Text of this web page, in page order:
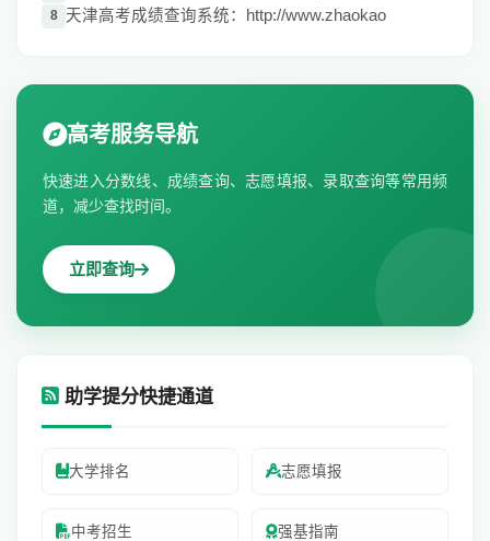
8 天津高考成绩查询系统：http://www.zhaokao
高考服务导航
快速进入分数线、成绩查询、志愿填报、录取查询等常用频
道，减少查找时间。
立即查询
助学提分快捷通道
大学排名 志愿填报
中考招生 强基指南